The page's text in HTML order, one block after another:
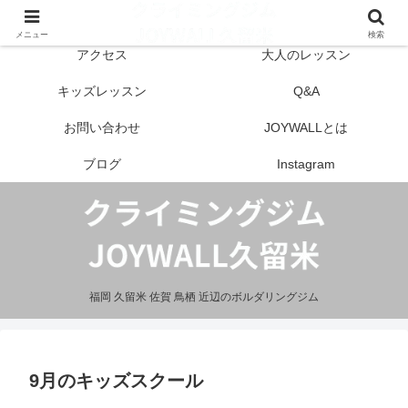
福岡 久留米 佐賀 鳥栖 近辺のボルダリングジム
アクセス 大人のレッスン
キッズレッスン Q&A
お問い合わせ JOYWALLとは
ブログ Instagram
9月のキッズスクール
メニュー 検索